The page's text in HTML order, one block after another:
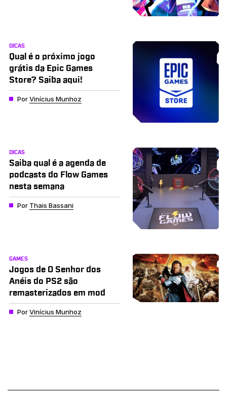
DICAS
Qual é o próximo jogo
grátis da Epic Games
Store? Saiba aqui!
PorVinícius Munhoz
DICAS
Saiba qual é a agenda de
podcasts do Flow Games
nesta semana
Por Thais Bassani
GAMES
Jogos de O Senhor dos
Anéis do PS2 são
remasterizados em mod
PorVinícius Munhoz